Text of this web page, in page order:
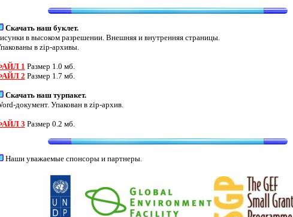
Скачать наш буклет.
в высоком разрешении. Внешняя и внутренняя страницы.
в zip-архивы.
1 Размер 1.0 мб.
2 Размер 1.7 мб.
Скачать наш турпакет.
документ. Упакован в zip-архив.
3 Размер 0.2 мб.
Наши уважаемые спонсоры и партнеры.